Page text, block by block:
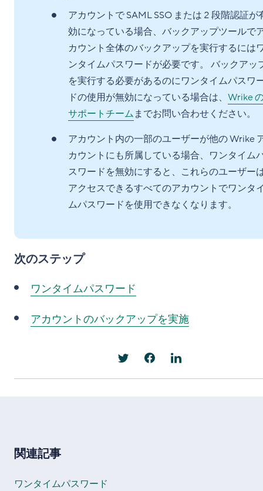
アカウントで SAML SSO または 2 段階認証が
効になっている場合、バックアップツールで
カウント全体のバックアップを実行するには
ンタイムパスワードが必要です。 バックアッ
を実行する必要があるのにワンタイムパスワ
ドの使用が無効になっている場合は、 Wrike
サポートチームまでお問い合わせください。
アカウント内の一部のユーザーが他の Wrike
カウントにも所属している場合、ワンタイム
スワードを無効にすると、これらのユーザー
アクセスできるすべてのアカウントでワンタ
ムパスワードを使用できなくなります。
次のステップ
ワンタイムパスワード
アカウントのバックアップを実施
関連記事
ワンタイムパスワード